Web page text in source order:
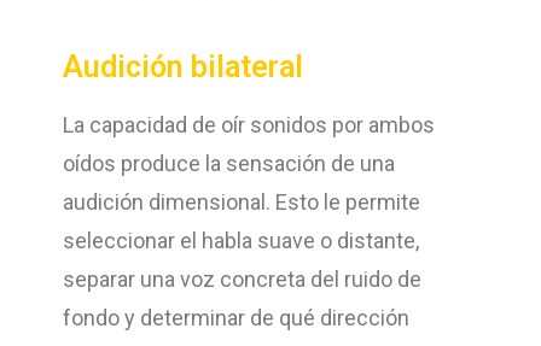
Audición bilateral
La capacidad de oír sonidos por ambos
oídos produce la sensación de una
audición dimensional. Esto le permite
seleccionar el habla suave o distante,
separar una voz concreta del ruido de
fondo y determinar de qué dirección